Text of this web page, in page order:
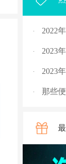
· 2022
· 2023
· 2023
· 那些
2023
rpc服